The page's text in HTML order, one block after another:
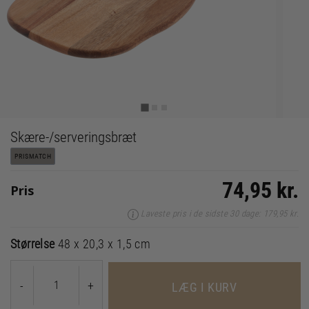
Skære-/serveringsbræt
PRISMATCH
Pris 74,95 kr.
Laveste pris i de sidste 30 dage: 179,95 kr.
Størrelse 48 x 20,3 x 1,5 cm
- + LÆG I KURV